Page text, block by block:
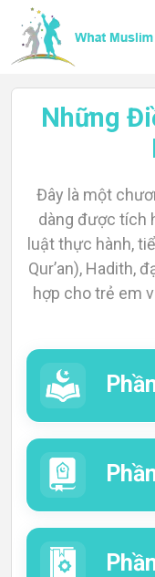
Home
About
Languages
Những
Đây là một
dàng được tích
luật thực hành,
Qur’an), Hadith,
hợp cho trẻ em